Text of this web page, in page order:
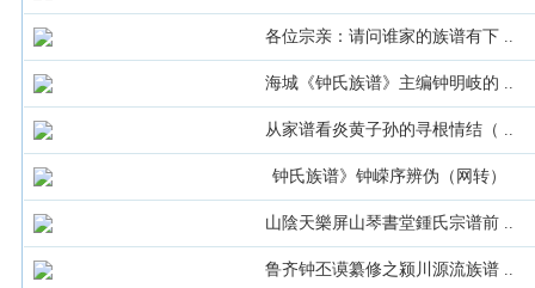
各位宗亲：请问谁家的族谱有下 ..
海城《钟氏族谱》主编钟明岐的 ..
从家谱看炎黄子孙的寻根情结（ ..
钟氏族谱》钟嵘序辨伪（网转）
山陰天樂屏山琴書堂鍾氏宗谱前 ..
鲁齐钟丕谟纂修之颍川源流族谱 ..